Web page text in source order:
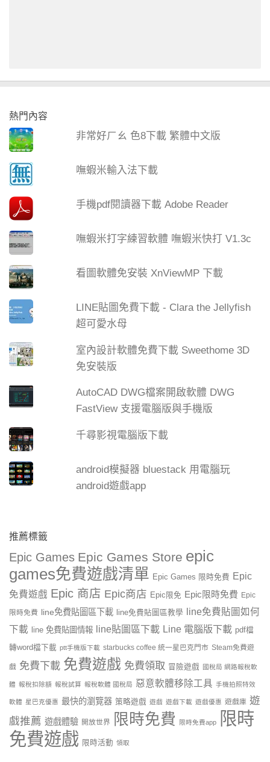
熱門內容
非常好ㄏㄠ 色8下載 繁體中文版
嘸蝦米輸入法下載
手機pdf閱讀器下載 Adobe Reader
嘸蝦米打字練習軟體 嘸蝦米快打 V1.3c
看圖軟體免安裝 XnViewMP 下載
LINE貼圖免費下載 - Clara the Jellyfish
超可愛水母
室內設計軟體免費下載 Sweethome 3D
免安裝版
AutoCAD DWG檔案開啟軟體 DWG
FastView 支援電腦版與手機版
千尋影視電腦版下載
android模擬器 bluestack 用電腦玩
android遊戲app
推薦標籤
Epic Games Epic Games Store epic
games免費遊戲清單 Epic Games 限時免費 Epic
免費遊戲 Epic 商店 Epic商店 Epic限免 Epic限時免費 Epic
限時免費 line免費貼圖區下載 line免費貼圖區教學
line免費貼圖如何
下載
line 免費貼圖情報 line貼圖區下載 Line 電腦版下載 pdf檔
轉word檔下載 ptt手機版下載 starbucks coffee 統一星巴克門市 Steam免費遊
戲 免費下載 免費遊戲 免費領取 冒險遊戲 國稅局 網路報稅軟
體 報稅扣除額 報稅試算 報稅軟體 國稅局 惡意軟體移除工具 手機拍照特效
軟體 星巴克優惠 最快的瀏覽器 策略遊戲 遊戲 遊戲下載 遊戲優惠 遊戲庫 遊
戲推薦 遊戲體驗 開放世界 限時免費 限時免費app
限時
免費遊戲 限時活動 領取